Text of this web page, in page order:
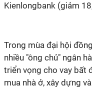
Kienlongbank (giảm
Trong mùa đại hội
nhiều "ông chủ" ngân
triển vọng cho vay bất
mua nhà ở, xây dựng